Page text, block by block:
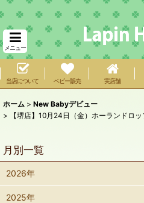
メニュー
当店について ベビー販売 実店舗
ホーム > New Babyデビュー
>
【堺店】10月24日（金）ホーランドロ
月別一覧
2026年
2025年